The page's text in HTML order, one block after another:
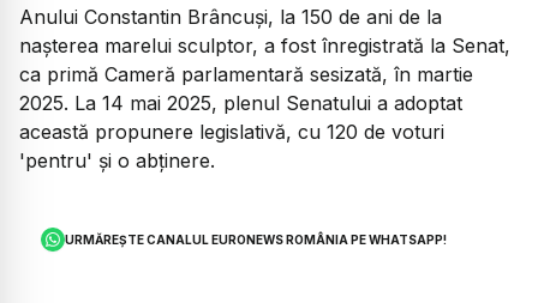
Anului Constantin Brâncuși, la 150 de ani de la
nașterea marelui sculptor, a fost înregistrată la Senat,
ca primă Cameră parlamentară sesizată, în martie
2025. La 14 mai 2025, plenul Senatului a adoptat
această propunere legislativă, cu 120 de voturi
'pentru' și o abținere.
URMĂREȘTE CANALUL EURONEWS ROMÂNIA PE WHATSAPP!